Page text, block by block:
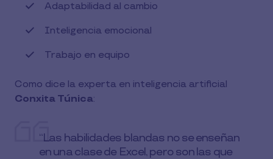
Adaptabilidad al cambio
Inteligencia emocional
Trabajo en equipo
Como dice la experta en inteligencia artificial
Conxita Túnica:
“Las habilidades blandas no se enseñan
en una clase de Excel, pero son las que